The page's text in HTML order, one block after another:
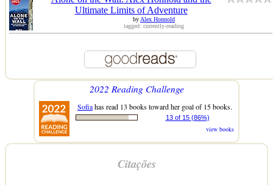
Ultimate Limits of Adventure
byAlex Honnold
tagged: currently-reading
2022 Reading Challenge
Sofiahas read 13 books toward her goal of 15 books.
13 of 15 (86%)
view books
Citações